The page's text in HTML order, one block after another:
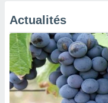
Actualités